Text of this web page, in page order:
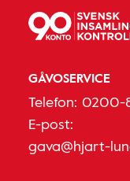
GÅVOSERVICE
Telefon: 0200-
E-post:
gava@hjart-